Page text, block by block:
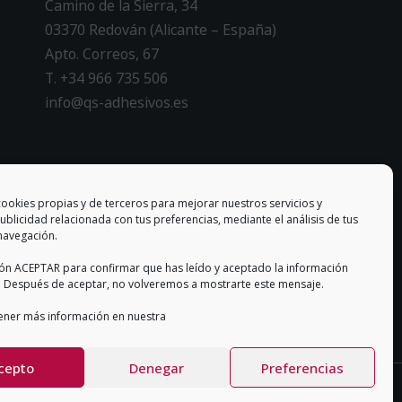
propias y de terceros para mejorar nuestros servicios y
relacionada con tus preferencias, mediante el análisis de tus
ACEPTAR para confirmar que has leído y aceptado la información
de aceptar, no volveremos a mostrarte este mensaje.
más información en nuestra
Denegar Preferencias
Camino de la Sierra, 34
03370 Redován (Alicante – España)
Apto. Correos, 67
T. +34 966 735 506
info@qs-adhesivos.es
CONDICIONES GENERALES DE VENTA